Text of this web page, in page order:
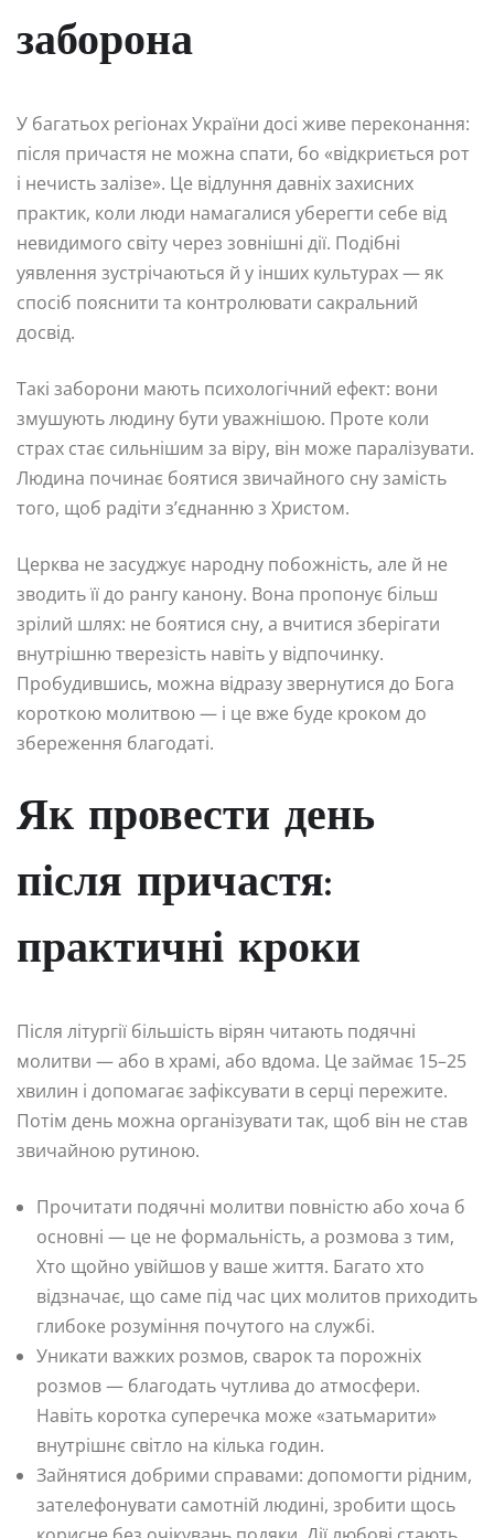
заборона
У багатьох регіонах України досі живе переконання:
після причастя не можна спати, бо «відкриється рот
і нечисть залізе». Це відлуння давніх захисних
практик, коли люди намагалися уберегти себе від
невидимого світу через зовнішні дії. Подібні
уявлення зустрічаються й у інших культурах — як
спосіб пояснити та контролювати сакральний
досвід.
Такі заборони мають психологічний ефект: вони
змушують людину бути уважнішою. Проте коли
страх стає сильнішим за віру, він може паралізувати.
Людина починає боятися звичайного сну замість
того, щоб радіти з’єднанню з Христом.
Церква не засуджує народну побожність, але й не
зводить її до рангу канону. Вона пропонує більш
зрілий шлях: не боятися сну, а вчитися зберігати
внутрішню тверезість навіть у відпочинку.
Пробудившись, можна відразу звернутися до Бога
короткою молитвою — і це вже буде кроком до
збереження благодаті.
Як провести день
після причастя:
практичні кроки
Після літургії більшість вірян читають подячні
молитви — або в храмі, або вдома. Це займає 15–25
хвилин і допомагає зафіксувати в серці пережите.
Потім день можна організувати так, щоб він не став
звичайною рутиною.
Прочитати подячні молитви повністю або хоча б
основні — це не формальність, а розмова з тим,
Хто щойно увійшов у ваше життя. Багато хто
відзначає, що саме під час цих молитов приходить
глибоке розуміння почутого на службі.
Уникати важких розмов, сварок та порожніх
розмов — благодать чутлива до атмосфери.
Навіть коротка суперечка може «затьмарити»
внутрішнє світло на кілька годин.
Зайнятися добрими справами: допомогти рідним,
зателефонувати самотній людині, зробити щось